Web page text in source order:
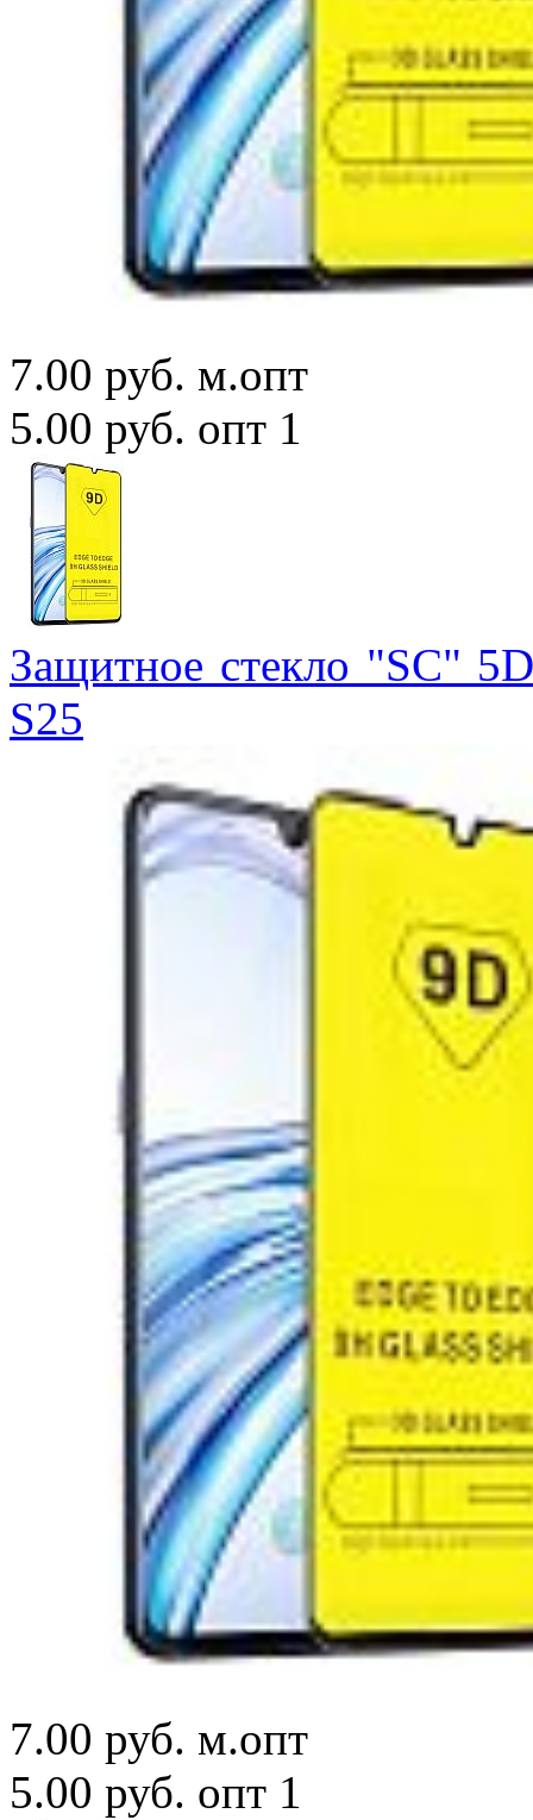
7.00 руб. м.опт
5.00 руб. опт 1
Защитное стекло "SC"
S25
7.00 руб. м.опт
5.00 руб. опт 1